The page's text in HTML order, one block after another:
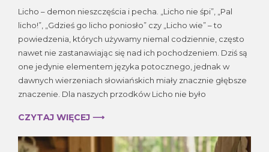
w
wierzeniach
słowiańskich
Licho – demon nieszczęścia i pecha. „Licho nie śpi”, „Pal
licho!”, „Gdzieś go licho poniosło” czy „Licho wie” – to
powiedzenia, których używamy niemal codziennie, często
nawet nie zastanawiając się nad ich pochodzeniem. Dziś są
one jedynie elementem języka potocznego, jednak w
dawnych wierzeniach słowiańskich miały znacznie głębsze
znaczenie. Dla naszych przodków Licho nie było
CZYTAJ WIĘCEJ ⟶